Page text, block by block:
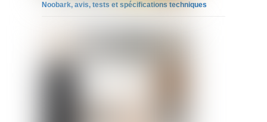
Noobark, avis, tests et spécifications techniques